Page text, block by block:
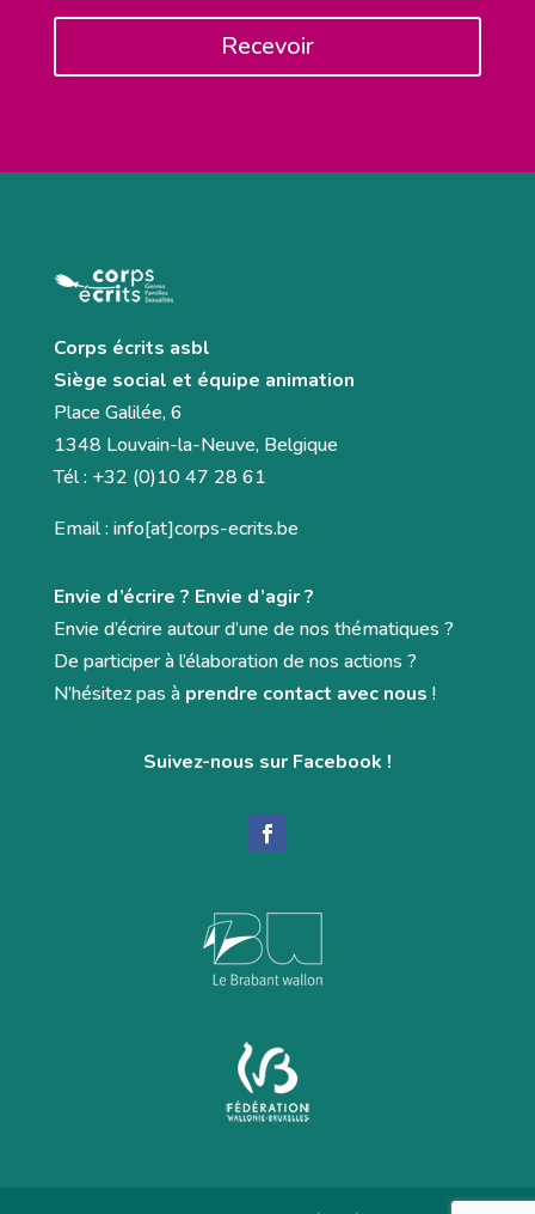
Recevoir
Corps écrits asbl
Siège social et équipe animation
Place Galilée, 6
1348 Louvain-la-Neuve, Belgique
Tél : +32 (0)10 47 28 61
Email : info[at]corps-ecrits.be
Envie d’écrire ? Envie d’agir ?
Envie d’écrire autour d’une de nos thématiques ?
De participer à l’élaboration de nos actions ?
N’hésitez pas à prendre contact avec nous !
Suivez-nous sur Facebook !